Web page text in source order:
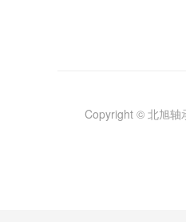
Copyright © 北旭轴